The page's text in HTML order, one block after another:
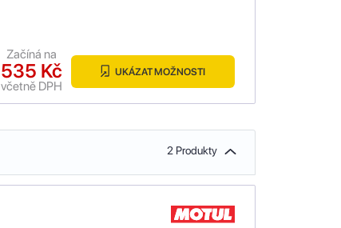
535 Kč
včetně DPH
Začíná na
UKÁZAT MOŽNOSTI
2 Produkty